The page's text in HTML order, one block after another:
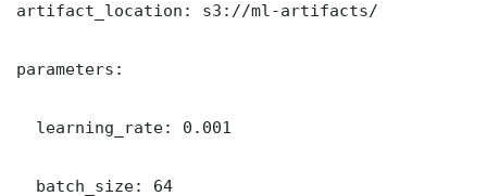
artifact_location: s3://ml-artifacts/
parameters:
  learning_rate: 0.001
  batch_size: 64